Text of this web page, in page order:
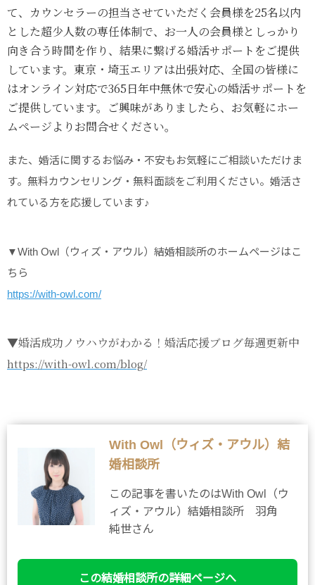
て、カウンセラーの担当させていただく会員様を25名以内
とした超少人数の専任体制で、お一人の会員様としっかり
向き合う時間を作り、結果に繋げる婚活サポートをご提供
しています。東京・埼玉エリアは出張対応、全国の皆様に
はオンライン対応で365日年中無休で安心の婚活サポートを
ご提供しています。ご興味がありましたら、お気軽にホー
ムページよりお問合せください。
また、婚活に関するお悩み・不安もお気軽にご相談いただけま
す。無料カウンセリング・無料面談をご利用ください。婚活さ
れている方を応援しています♪
▼With Owl（ウィズ・アウル）結婚相談所のホームページはこ
ちら
https://with-owl.com/
▼婚活成功ノウハウがわかる！婚活応援ブログ毎週更新中
https://with-owl.com/blog/
With Owl（ウィズ・アウル）結
婚相談所
この記事を書いたのはWith Owl（ウ
ィズ・アウル）結婚相談所 羽角
純世さん
この結婚相談所の詳細ページへ